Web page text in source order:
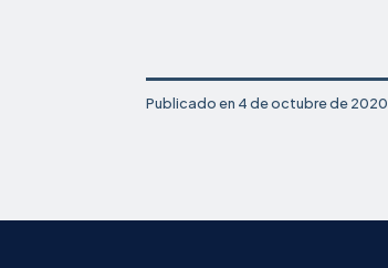
Publicado en 4 de octubre de 2020